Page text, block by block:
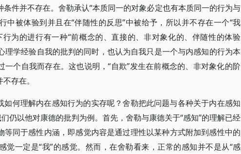
件并不存在。舍勒承认“本质同一的对象必定也有本质同一的行为与
中被体验到并且在“伴随性的反思”中被给予，所以并不存在一个“我
为的进行有一种“前概念的、直接的、非对象化的、伴随性的体验
理学经验自我的批判的同时，也认为自我只是一个与内感知的行为本
一个自我而存在。这也说明，“自欺”发生在前概念的、非对象化的阶
存在。
如何理解内在感知行为的实存呢？舍勒把此问题与各种关于内在感知
仍以他对康德的批判为例。首先，舍勒与康德关于“感知”的理解已经
同于感性内涵，即感觉内容是通过理性以某种方式附加到感性中的
觉一定是“我”的感觉。然而，在舍勒看来，正常的感知并不是从“感